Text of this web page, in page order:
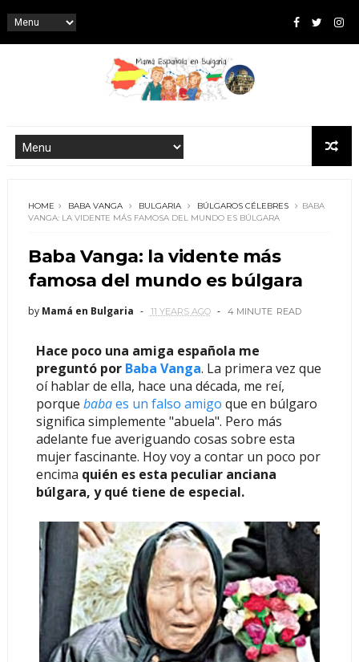
HOME BABA VANGA BULGARIA BÚLGAROS CÉLEBRES
BABA
VANGA: LA VIDENTE MÁS FAMOSA DEL MUNDO ES BÚLGARA
Baba Vanga: la vidente más
famosa del mundo es búlgara
by Mamá en Bulgaria 11 YEARS AGO 4 MINUTE READ
Hace poco una amiga española me
preguntó por Baba Vanga. La primera vez que
oí hablar de ella, hace una década, me reí,
porque babaes un falso amigo que en búlgaro
significa simplemente "abuela". Pero más
adelante fue averiguando cosas sobre esta
mujer fascinante. Hoy voy a contar un poco por
encima quién es esta peculiar anciana
búlgara, y qué tiene de especial.